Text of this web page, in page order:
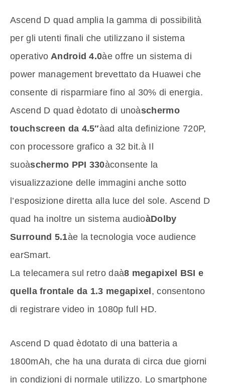
Ascend D quad amplia la gamma di possibilità
per gli utenti finali che utilizzano il sistema
operativo Android 4.0àe offre un sistema di
power management brevettato da Huawei che
consente di risparmiare fino al 30% di energia.
Ascend D quad èdotato di unoàschermo
touchscreen da 4.5″àad alta definizione 720P,
con processore grafico a 32 bit.à Il
suoàschermo PPI 330àconsente la
visualizzazione delle immagini anche sotto
l’esposizione diretta alla luce del sole. Ascend D
quad ha inoltre un sistema audioàDolby
Surround 5.1àe la tecnologia voce audience
earSmart.
La telecamera sul retro daà8 megapixel BSI e
quella frontale da 1.3 megapixel , consentono
di registrare video in 1080p full HD.
Ascend D quad èdotato di una batteria a
1800mAh, che ha una durata di circa due giorni
in condizioni di normale utilizzo. Lo smartphone